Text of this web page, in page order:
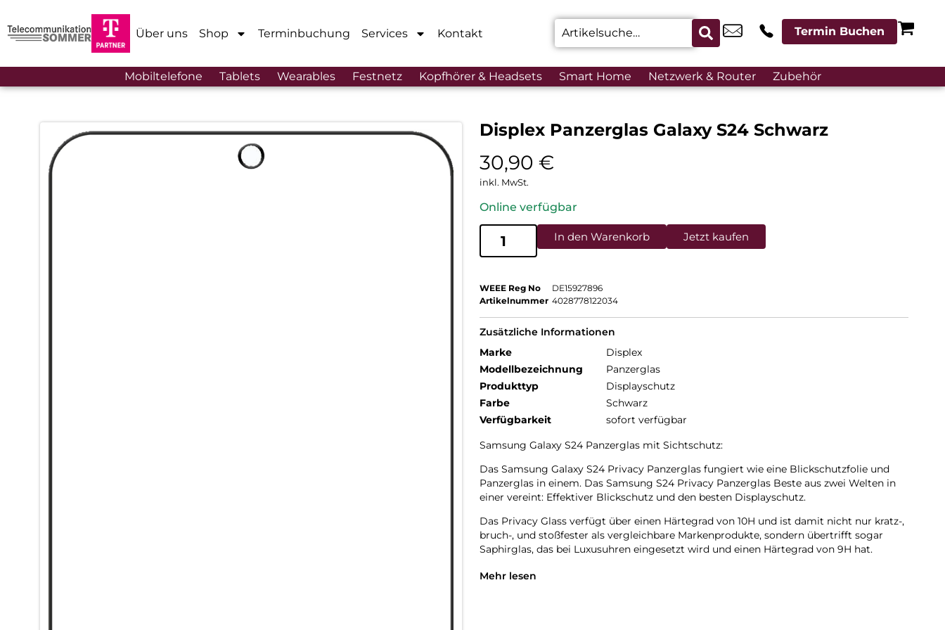
Über uns Shop Terminbuchung Services Kontakt Termin Buchen
Mobiltelefone Tablets Wearables Festnetz Kopfhörer & Headsets Smart Home Netzwerk & Router Zubehör
Displex Panzerglas Galaxy S24 Schwarz
30,90 €
inkl. MwSt.
Online verfügbar
In den Warenkorb Jetzt kaufen
WEEE Reg No
DE15927896
Artikelnummer 4028778122034
Zusätzliche Informationen
Marke
Displex
Modellbezeichnung
Panzerglas
Produkttyp
Displayschutz
Farbe
Schwarz
Verfügbarkeit
sofort verfügbar
Samsung Galaxy S24 Panzerglas mit Sichtschutz:
Das Samsung Galaxy S24 Privacy Panzerglas fungiert wie eine Blickschutzfolie und
Panzerglas in einem. Das Samsung S24 Privacy Panzerglas Beste aus zwei Welten in
einer vereint: Effektiver Blickschutz und den besten Displayschutz.
Das Privacy Glass verfügt über einen Härtegrad von 10H und ist damit nicht nur kratz-,
bruch-, und stoßfester als vergleichbare Markenprodukte, sondern übertrifft sogar
Saphirglas, das bei Luxusuhren eingesetzt wird und einen Härtegrad von 9H hat.
Handy-Blickschutzfilter und hochwirksamer 2-Wege Blickschutz:
Mehr lesen